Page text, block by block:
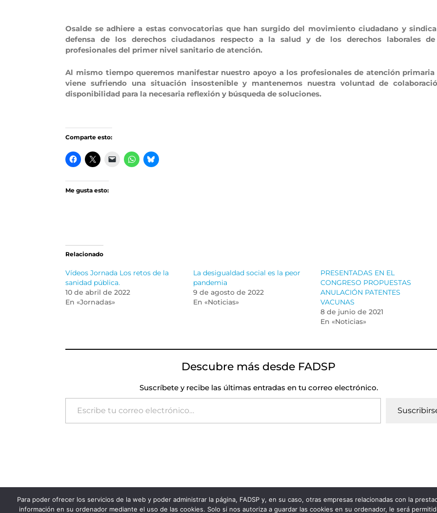
Osalde se adhiere a estas convocatorias que han surgido del movimiento ciudadano y
defensa de los derechos ciudadanos respecto a la salud y de los derechos laborales
profesionales del primer nivel sanitario de atención.
Al mismo tiempo queremos manifestar nuestro apoyo a los profesionales de atención primaria
viene sufriendo una situación insostenible y mantenemos nuestra voluntad de
disponibilidad para la necesaria reflexión y búsqueda de soluciones.
Comparte esto:
Me gusta esto:
Relacionado
Vídeos Jornada Los retos de la
sanidad pública.
10 de abril de 2022
En «Jornadas»
La desigualdad social es la peor
pandemia
9 de agosto de 2022
En «Noticias»
PRESENTADAS EN EL
CONGRESO PROPUESTAS
ANULACIÓN PATENTES
VACUNAS
8 de junio de 2021
En «Noticias»
Descubre más desde FADSP
Suscríbete y recibe las últimas entradas en tu correo electrónico.
Escribe tu correo electrónico…
FADSP · 2023 |Aviso legal|Política de Privacidad|Política de Cookies
Para poder ofrecer los servicios de la web y poder administrar la página, FADSP y, en su caso, otras empresas relacionadas con la
información en su ordenador mediante el uso de las cookies. Solo si nos autoriza a guardar las cookies en su ordenador, le será